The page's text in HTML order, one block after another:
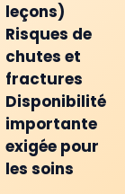
leçons)
Risques de
chutes et
fractures
Disponibilité
importante
exigée pour
les soins